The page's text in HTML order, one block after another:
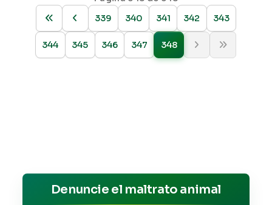
339
340 341 342 343
344 345 346 347 348
Denuncie el maltrato animal